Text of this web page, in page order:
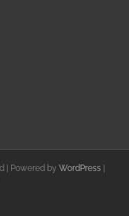
| Powered by WordPress|